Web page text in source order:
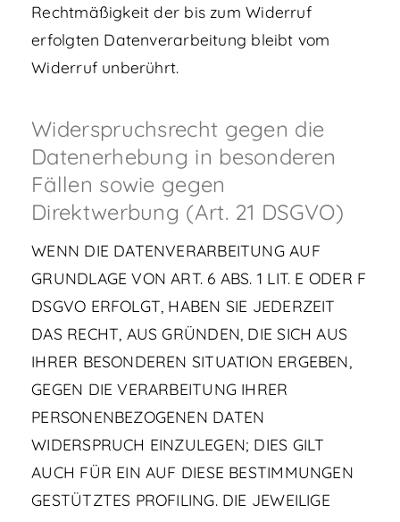
Rechtmäßigkeit der bis zum Widerruf
erfolgten Datenverarbeitung bleibt vom
Widerruf unberührt.
Widerspruchsrecht gegen die
Datenerhebung in besonderen
Fällen sowie gegen
Direktwerbung (Art. 21 DSGVO)
WENN DIE DATENVERARBEITUNG AUF
GRUNDLAGE VON ART. 6 ABS. 1 LIT. E ODER F
DSGVO ERFOLGT, HABEN SIE JEDERZEIT
DAS RECHT, AUS GRÜNDEN, DIE SICH AUS
IHRER BESONDEREN SITUATION ERGEBEN,
GEGEN DIE VERARBEITUNG IHRER
PERSONENBEZOGENEN DATEN
WIDERSPRUCH EINZULEGEN; DIES GILT
AUCH FÜR EIN AUF DIESE BESTIMMUNGEN
GESTÜTZTES PROFILING. DIE JEWEILIGE